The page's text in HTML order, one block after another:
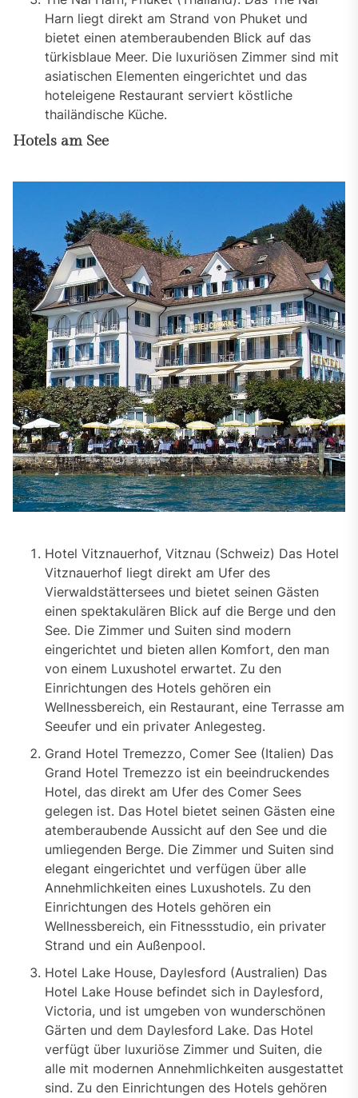
Harn liegt direkt am Strand von Phuket und
bietet einen atemberaubenden Blick auf das
türkisblaue Meer. Die luxuriösen Zimmer sind mit
asiatischen Elementen eingerichtet und das
hoteleigene Restaurant serviert köstliche
thailändische Küche.
Hotels am See
Hotel Vitznauerhof, Vitznau (Schweiz) Das Hotel
Vitznauerhof liegt direkt am Ufer des
Vierwaldstättersees und bietet seinen Gästen
einen spektakulären Blick auf die Berge und den
See. Die Zimmer und Suiten sind modern
eingerichtet und bieten allen Komfort, den man
von einem Luxushotel erwartet. Zu den
Einrichtungen des Hotels gehören ein
Wellnessbereich, ein Restaurant, eine Terrasse am
Seeufer und ein privater Anlegesteg.
Grand Hotel Tremezzo, Comer See (Italien) Das
Grand Hotel Tremezzo ist ein beeindruckendes
Hotel, das direkt am Ufer des Comer Sees
gelegen ist. Das Hotel bietet seinen Gästen eine
atemberaubende Aussicht auf den See und die
umliegenden Berge. Die Zimmer und Suiten sind
elegant eingerichtet und verfügen über alle
Annehmlichkeiten eines Luxushotels. Zu den
Einrichtungen des Hotels gehören ein
Wellnessbereich, ein Fitnessstudio, ein privater
Strand und ein Außenpool.
Hotel Lake House, Daylesford (Australien) Das
Hotel Lake House befindet sich in Daylesford,
Victoria, und ist umgeben von wunderschönen
Gärten und dem Daylesford Lake. Das Hotel
verfügt über luxuriöse Zimmer und Suiten, die
alle mit modernen Annehmlichkeiten ausgestattet
sind. Zu den Einrichtungen des Hotels gehören